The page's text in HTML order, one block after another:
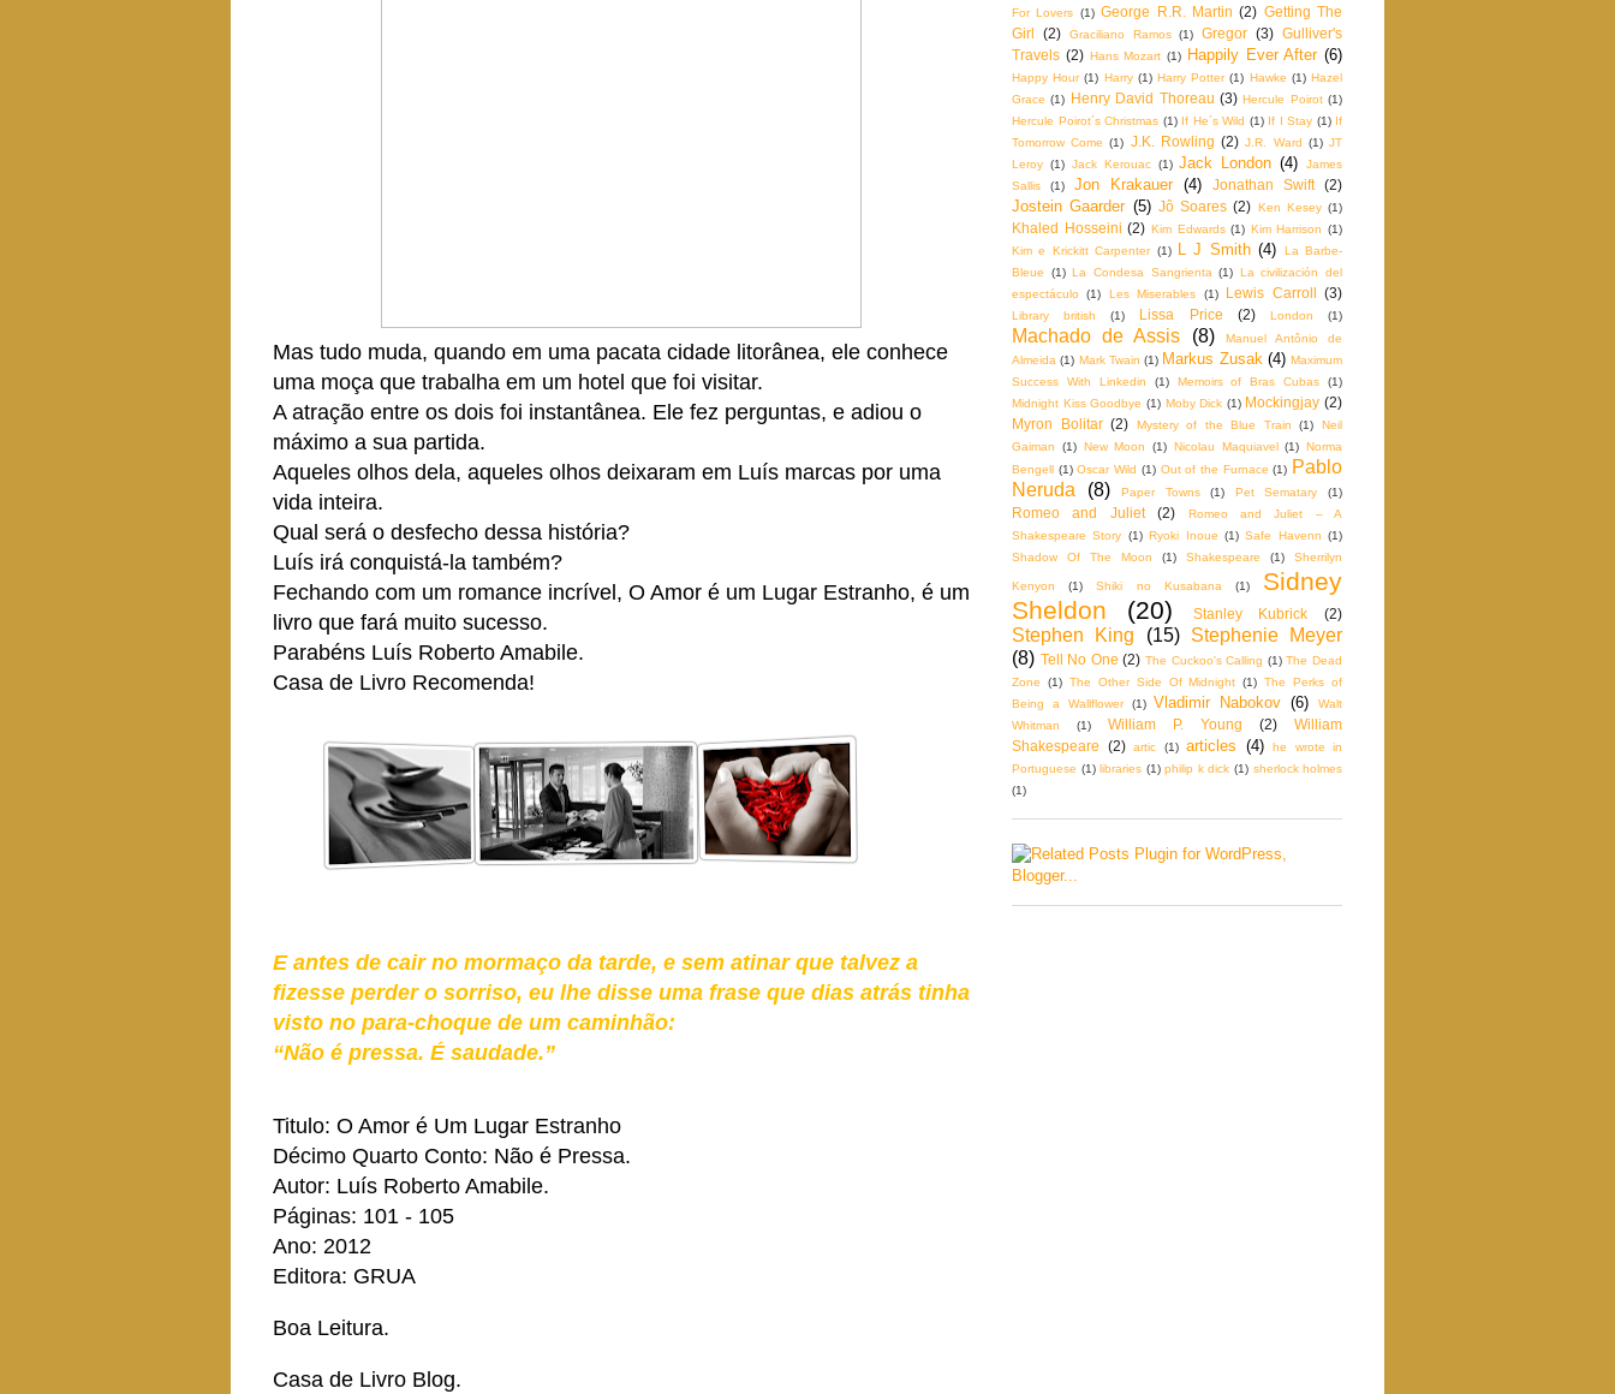
Mas tudo muda, quando em uma pacata cidade litorânea, ele conhece
uma moça que trabalha em um hotel que foi visitar.
A atração entre os dois foi instantânea. Ele fez perguntas, e adiou o
máximo a sua partida.
Aqueles olhos dela, aqueles olhos deixaram em Luís marcas por uma
vida inteira.
Qual será o desfecho dessa história?
Luís irá conquistá-la também?
Fechando com um romance incrível, O Amor é um Lugar Estranho, é um
livro que fará muito sucesso.
Parabéns Luís Roberto Amabile.
Casa de Livro Recomenda!
E antes de cair no mormaço da tarde, e sem atinar que talvez a
fizesse perder o sorriso, eu lhe disse uma frase que dias atrás tinha
visto no para-choque de um caminhão:
“Não é pressa. É saudade.”
Titulo: O Amor é Um Lugar Estranho
Décimo Quarto Conto: Não é Pressa.
Autor: Luís Roberto Amabile.
Páginas: 101 - 105
Ano: 2012
Editora: GRUA
Boa Leitura.
Casa de Livro Blog.
For Lovers (1) George R.R. Martin (2) Getting The
Girl
(2) Graciliano Ramos (1) Gregor (3) Gulliver's
Travels (2) Hans Mozart (1) Happily Ever After (6)
Happy Hour (1) Harry (1) Harry Potter (1) Hawke (1) Hazel
Grace (1) Henry David Thoreau (3) Hercule Poirot (1)
Hercule Poirot´s Christmas (1) If He´s Wild (1) If I Stay (1) If
Tomorrow Come (1) J.K. Rowling (2) J.R. Ward (1) JT
Leroy (1) Jack Kerouac (1) Jack London (4)
James
Sallis
(1) Jon Krakauer (4) Jonathan Swift (2)
Jostein Gaarder (5) Jô Soares (2) Ken Kesey (1)
Khaled Hosseini (2) Kim Edwards (1) Kim Harrison (1)
Kim e Krickitt Carpenter (1) L J Smith (4)
La Barbe‬-
Bleue
(1) La Condesa Sangrienta (1) La civilización del
espectáculo
(1) Les Miserables (1) Lewis Carroll (3)
Library british (1) Lissa Price (2) London (1)
Machado de Assis (8)
Manuel Antônio de
Almeida (1) Mark Twain (1) Markus Zusak (4) Maximum
Success With Linkedin
(1) Memoirs of Bras Cubas
(1)
Midnight Kiss Goodbye (1) Moby Dick (1) Mockingjay (2)
Myron Bolitar (2) Mystery of the Blue Train (1)
Neil
Gaiman
(1) New Moon (1) Nicolau Maquiavel (1) Norma
Bengell (1) Oscar Wild (1) Out of the Furnace (1) Pablo
Neruda
(8) Paper Towns (1) Pet Sematary (1)
Romeo and Juliet (2)
Romeo and Juliet – A
Shakespeare Story (1) Ryoki Inoue (1) Safe Havenn (1)
Shadow Of The Moon
(1) Shakespeare (1) Sherrilyn
Kenyon (1) Shiki no Kusabana (1)
Sidney
Sheldon
(20) Stanley Kubrick (2)
Stephen King (15)
Stephenie Meyer
(8) Tell No One (2) The Cuckoo's Calling (1) The Dead
Zone
(1) The Other Side Of Midnight (1) The Perks of
Being a Wallflower
(1) Vladimir Nabokov (6)
Walt
Whitman
(1) William P. Young (2)
William
Shakespeare
(2) artic (1) articles (4)
he wrote in
Portuguese (1) libraries (1) philip k dick (1) sherlock holmes
(1)